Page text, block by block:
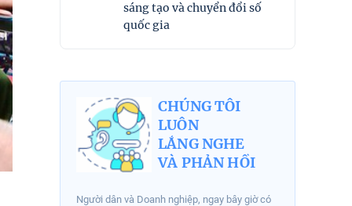
sáng tạo và chuyển đổi số
quốc gia
CHÚNG TÔI
LUÔN
LẮNG NGHE
VÀ PHẢN HỒI
Người dân và Doanh nghiệp, ngay bây giờ có